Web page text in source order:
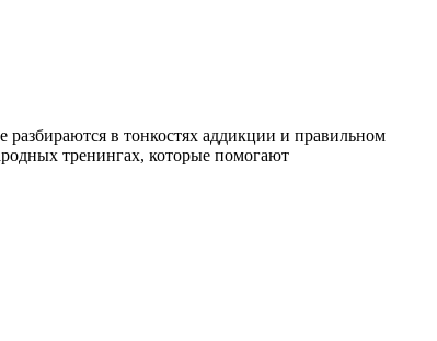
в тонкостях аддикции и правильном
тренингах, которые помогают